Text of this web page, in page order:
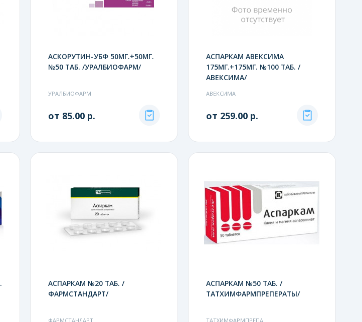
АСКОРУТИН-УБФ 50МГ.+50МГ.
№50 ТАБ. /УРАЛБИОФАРМ/
УРАЛБИОФАРМ
от 85.00 р.
АСПАРКАМ АВЕКСИМА
175МГ.+175МГ. №100 ТАБ. /
АВЕКСИМА/
АВЕКСИМА
от 259.00 р.
АСПАРКАМ №20 ТАБ. /
ФАРМСТАНДАРТ/
ФАРМСТАНДАРТ
АСПАРКАМ №50 ТАБ. /
ТАТХИМФАРМПРЕПЕРАТЫ/
ТАТХИМФАРМПРЕПА